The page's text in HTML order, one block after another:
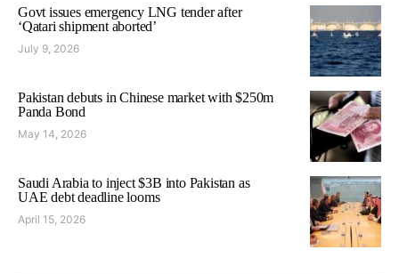
Govt issues emergency LNG tender after
‘Qatari shipment aborted’
July 9, 2026
Pakistan debuts in Chinese market with $250m
Panda Bond
May 14, 2026
Saudi Arabia to inject $3B into Pakistan as
UAE debt deadline looms
April 15, 2026